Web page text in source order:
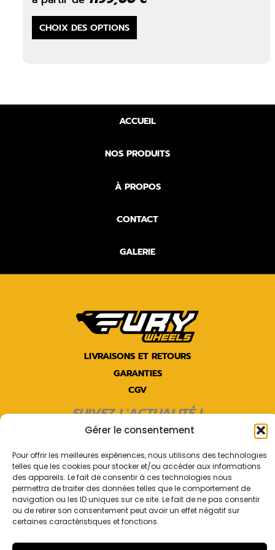
Gérer le consentement
Pour offrir les meilleures expériences, nous utilisons des technologies
telles que les cookies pour stocker et/ou accéder aux informations
des appareils. Le fait de consentir à ces technologies nous
permettra de traiter des données telles que le comportement de
navigation ou les ID uniques sur ce site. Le fait de ne pas consentir
ou de retirer son consentement peut avoir un effet négatif sur
certaines caractéristiques et fonctions.
CHOIX DES OPTIONS
Ce
options
peuvent
choisies
produit
ACCUEIL
NOS PRODUITS
À PROPOS
CONTACT
GALERIE
LIVRAISONS ET RETOURS
GARANTIES
CGV
SUIVEZ L'ACTUALITÉ !
Copyright © 2026 |Fury Wheels | Roues de vélo artisanales
en Bretagne| Réalisation
Mentions légales|Politique de confidentialité|Politique de